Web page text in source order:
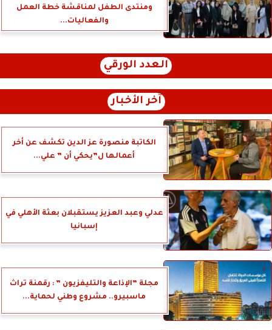
ومنتدى الطفل لمناقشة خطة العمل
والفعاليات...
العدد الورقي
آخر الأخبار
الكاتبة منصورة عز الدين تكشف عن أخر
أعمالها ل”يحكي أن ” علي...
عدلي وعبد العزيز يستقبلان بعثة الأهلي في
إسبانيا
مجلة ”الإذاعة والتليفزيون ” : رقمنة تراث
ماسبيرو.. مشروع وطني لحماية...